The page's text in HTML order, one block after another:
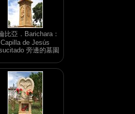
比亞．Barichara：
Capilla de Jesús
旁邊的墓園